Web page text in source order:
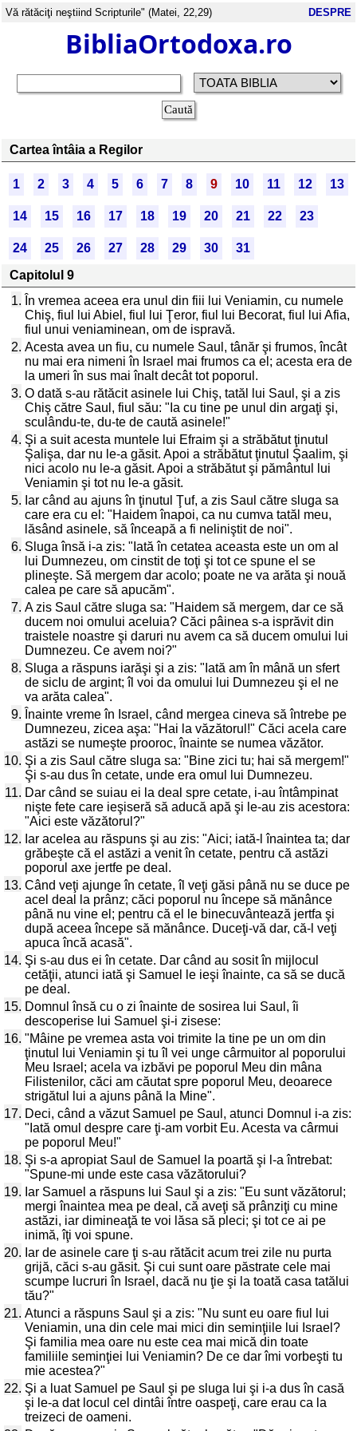
Vă rătăciţi neştiind Scripturile" (Matei, 22,29) DESPRE
BibliaOrtodoxa.ro
Cartea întâia a Regilor
1 2 3 4 5 6 7 8 9 10 11 12 13
14 15 16 17 18 19 20 21 22 23
24 25 26 27 28 29 30
31
Capitolul 9
1. În vremea aceea era unul din fiii lui Veniamin, cu numele
Chiş, fiul lui Abiel, fiul lui Ţeror, fiul lui Becorat, fiul lui Afia,
fiul unui veniaminean, om de ispravă.
2. Acesta avea un fiu, cu numele Saul, tânăr şi frumos, încât
nu mai era nimeni în Israel mai frumos ca el; acesta era de
la umeri în sus mai înalt decât tot poporul.
3. O dată s-au rătăcit asinele lui Chiş, tatăl lui Saul, şi a zis
Chiş către Saul, fiul său: "Ia cu tine pe unul din argaţi şi,
sculându-te, du-te de caută asinele!"
4. Şi a suit acesta muntele lui Efraim şi a străbătut ţinutul
Şalişa, dar nu le-a găsit. Apoi a străbătut ţinutul Şaalim, şi
nici acolo nu le-a găsit. Apoi a străbătut şi pământul lui
Veniamin şi tot nu le-a găsit.
5. Iar când au ajuns în ţinutul Ţuf, a zis Saul către sluga sa
care era cu el: "Haidem înapoi, ca nu cumva tatăl meu,
lăsând asinele, să înceapă a fi neliniştit de noi".
6. Sluga însă i-a zis: "Iată în cetatea aceasta este un om al
lui Dumnezeu, om cinstit de toţi şi tot ce spune el se
plineşte. Să mergem dar acolo; poate ne va arăta şi nouă
calea pe care să apucăm".
7. A zis Saul către sluga sa: "Haidem să mergem, dar ce să
ducem noi omului aceluia? Căci pâinea s-a isprăvit din
traistele noastre şi daruri nu avem ca să ducem omului lui
Dumnezeu. Ce avem noi?"
8. Sluga a răspuns iarăşi şi a zis: "Iată am în mână un sfert
de siclu de argint; îl voi da omului lui Dumnezeu şi el ne
va arăta calea".
9. Înainte vreme în Israel, când mergea cineva să întrebe pe
Dumnezeu, zicea aşa: "Hai la văzătorul!" Căci acela care
astăzi se numeşte prooroc, înainte se numea văzător.
10. Şi a zis Saul către sluga sa: "Bine zici tu; hai să mergem!"
Şi s-au dus în cetate, unde era omul lui Dumnezeu.
11. Dar când se suiau ei la deal spre cetate, i-au întâmpinat
nişte fete care ieşiseră să aducă apă şi le-au zis acestora:
"Aici este văzătorul?"
12. Iar acelea au răspuns şi au zis: "Aici; iată-l înaintea ta; dar
grăbeşte că el astăzi a venit în cetate, pentru că astăzi
poporul axe jertfe pe deal.
13. Când veţi ajunge în cetate, îl veţi găsi până nu se duce pe
acel deal la prânz; căci poporul nu începe să mănânce
până nu vine el; pentru că el le binecuvântează jertfa şi
după aceea începe să mănânce. Duceţi-vă dar, că-l veţi
apuca încă acasă".
14. Şi s-au dus ei în cetate. Dar când au sosit în mijlocul
cetăţii, atunci iată şi Samuel le ieşi înainte, ca să se ducă
pe deal.
15. Domnul însă cu o zi înainte de sosirea lui Saul, îi
descoperise lui Samuel şi-i zisese:
16. "Mâine pe vremea asta voi trimite la tine pe un om din
ţinutul lui Veniamin şi tu îl vei unge cârmuitor al poporului
Meu Israel; acela va izbăvi pe poporul Meu din mâna
Filistenilor, căci am căutat spre poporul Meu, deoarece
strigătul lui a ajuns până la Mine".
17. Deci, când a văzut Samuel pe Saul, atunci Domnul i-a zis:
"Iată omul despre care ţi-am vorbit Eu. Acesta va cârmui
pe poporul Meu!"
18. Şi s-a apropiat Saul de Samuel la poartă şi l-a întrebat:
"Spune-mi unde este casa văzătorului?
19. Iar Samuel a răspuns lui Saul şi a zis: "Eu sunt văzătorul;
mergi înaintea mea pe deal, că aveţi să prânziţi cu mine
astăzi, iar dimineaţă te voi lăsa să pleci; şi tot ce ai pe
inimă, îţi voi spune.
20. Iar de asinele care ţi s-au rătăcit acum trei zile nu purta
grijă, căci s-au găsit. Şi cui sunt oare păstrate cele mai
scumpe lucruri în Israel, dacă nu ţie şi la toată casa tatălui
tău?"
21. Atunci a răspuns Saul şi a zis: "Nu sunt eu oare fiul lui
Veniamin, una din cele mai mici din seminţiile lui Israel?
Şi familia mea oare nu este cea mai mică din toate
familiile seminţiei lui Veniamin? De ce dar îmi vorbeşti tu
mie acestea?"
22. Şi a luat Samuel pe Saul şi pe sluga lui şi i-a dus în casă
şi le-a dat locul cel dintâi între oaspeţi, care erau ca la
treizeci de oameni.